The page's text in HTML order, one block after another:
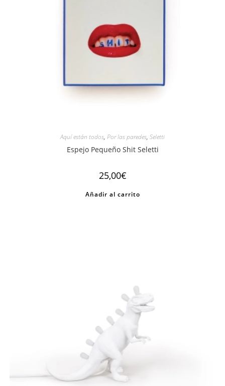
Aquí están todos, Por las paredes, Seletti
Espejo Pequeño Shit Seletti
25,00€
Añadir al carrito